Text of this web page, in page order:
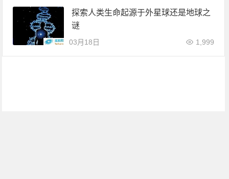
探索人类生命起源于外星球还是地球之
谜
03月18日 1,999